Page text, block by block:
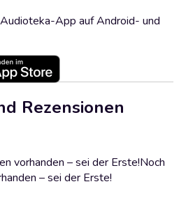
App auf Android- und
Rezensionen
vorhanden – sei der Erste!Noch
– sei der Erste!